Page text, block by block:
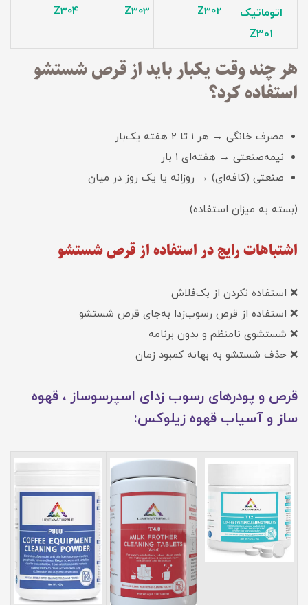
اتوماتیک
Z301
Z302
Z303
Z304
هر چند وقت یکبار باید از قرص شستشو
استفاده کرد؟
مصرف خانگی → هر ۱ تا ۲ هفته یک‌بار
نیمه‌صنعتی → هفته‌ای ۱ بار
صنعتی (کافه‌ای) → روزانه یا یک روز در میان
(بسته به میزان استفاده)
اشتباهات رایج در استفاده از قرص شستشو
❌ استفاده نکردن از بک‌فلاش
❌ استفاده از قرص رسوب‌زدا به‌جای قرص شستشو
❌ شستشوی نامنظم و بدون برنامه
❌ حذف شستشو به بهانه کمبود زمان
قرص و پودرهای رسوب زدای اسپرسوساز ، قهوه
ساز و آسیاب قهوه زیلوکس: